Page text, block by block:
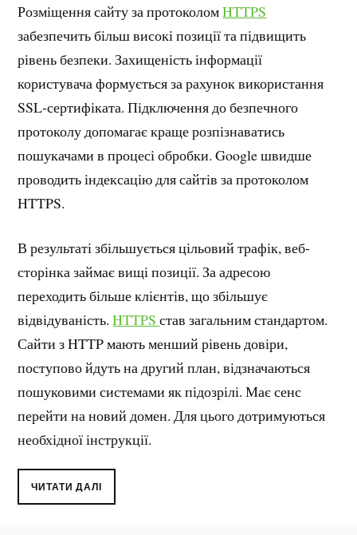
Розміщення сайту за протоколомHTTPS
забезпечить більш високі позиції та підвищить
рівень безпеки. Захищеність інформації
користувача формується за рахунок використання
SSL-сертифіката. Підключення до безпечного
протоколу допомагає краще розпізнаватись
пошукачами в процесі обробки. Google швидше
проводить індексацію для сайтів за протоколом
HTTPS.
В результаті збільшується цільовий трафік, веб-
сторінка займає вищі позиції. За адресою
переходить більше клієнтів, що збільшує
відвідуваність.HTTPSстав загальним стандартом.
Сайти з HTTP мають менший рівень довіри,
поступово йдуть на другий план, відзначаються
пошуковими системами як підозрілі. Має сенс
перейти на новий домен. Для цього дотримуються
необхідної інструкції.
ЧИТАТИ ДАЛІ